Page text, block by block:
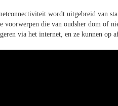
wordt uitgebreid van
voorwerpen die van oudsher dom of
via het internet, en ze kunnen op